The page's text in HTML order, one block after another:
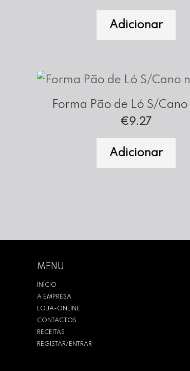
Adicionar
Forma Pão de Ló S/Cano
€9.27
Adicionar
MENU
INÍCIO
A EMPRESA
LOJA-ONLINE
CONTACTOS
RECEITAS
REGISTAR/ENTRAR